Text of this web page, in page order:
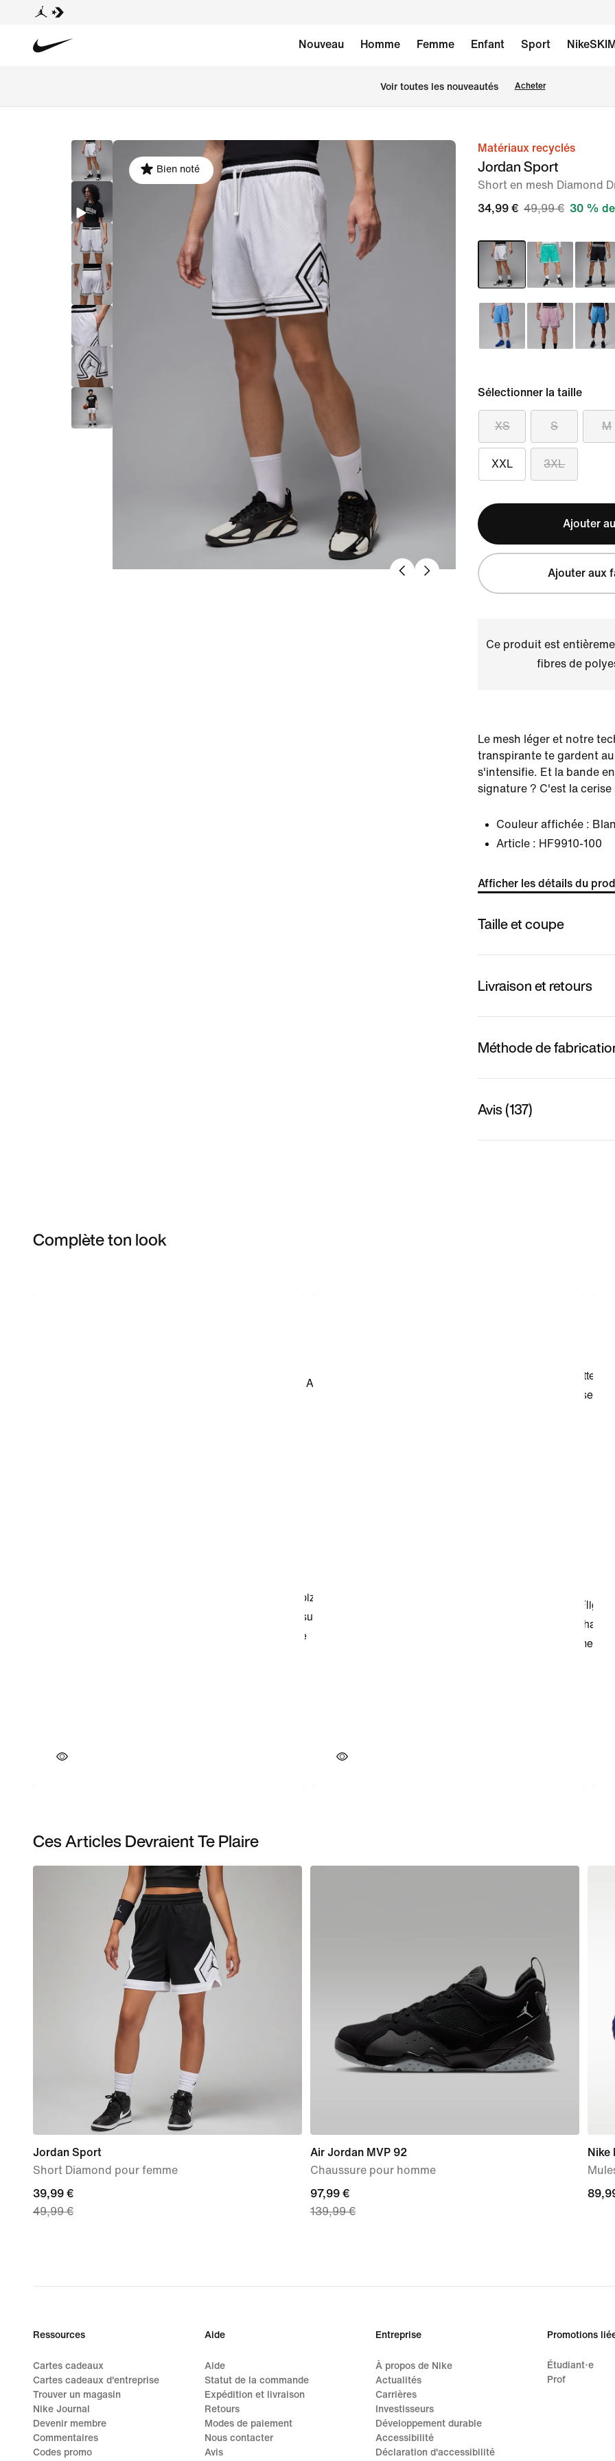
Nouveau Homme Femme Enfant Sport
Voir toutes les nouveautés Acheter
image 1
Bien noté
Matériaux recyclés
Jordan Sport
Short en mesh Diamond
34,99 € 49,99 € 30 %
Sélectionner la taille
XS S M
XXL 3XL
Ajouter
Ajouter aux
Ce produit est
fibres de
Le mesh léger et notre
transpirante te gardent
s'intensifie. Et la bande
signature ? C'est la cerise
Couleur affichée :
Article : HF9910-100
Afficher les détails du
Taille et coupe
Livraison et retours
Méthode de
Avis (137)
Complète ton look
Ces Articles Devraient Te Plaire
Jordan Sport
Short Diamond pour femme
current
price
49,99 €
39,99 €
49,99 €
Air Jordan MVP 92
Chaussure pour homme
current
price
139,99 €
97,99 €
139,99 €
Nike
Ressources
Cartes cadeaux
Cartes cadeaux d'entreprise
Trouver un magasin
Nike Journal
Devenir membre
Commentaires
Codes promo
Aide
Aide
Statut de la commande
Expédition et livraison
Retours
Modes de paiement
Nous contacter
Avis
Entreprise
À propos de Nike
Actualités
Carrières
Investisseurs
Développement durable
Accessibilité
Déclaration d'accessibilité
Promotions
Étudiant·e
Prof